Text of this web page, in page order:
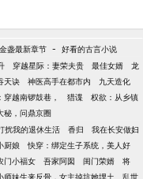
知道这个女人还有多少
皇帝就是后宫中血条最粗
贵荣华，锦衣玉食过一
层套路拿下皇帝。 宣武帝
乎却栽在了当初自己厌弃
盏最新章节 - 好看的古言小说
穿越星际：妻荣夫贵 最佳女婿
龙
天诀 神医高手在都市内
九天造化
穿越南锣鼓巷， 猎谍
权欲：从乡镇
秘，问鼎京圈
扰我的退休生活 香归
我在长安做妇
厨娘
快穿：绑定生子系统，美人好
门小福女 吾家阿囡 闺门荣婿
将
师妹生来反骨，女主掉坑她埋土
乱世